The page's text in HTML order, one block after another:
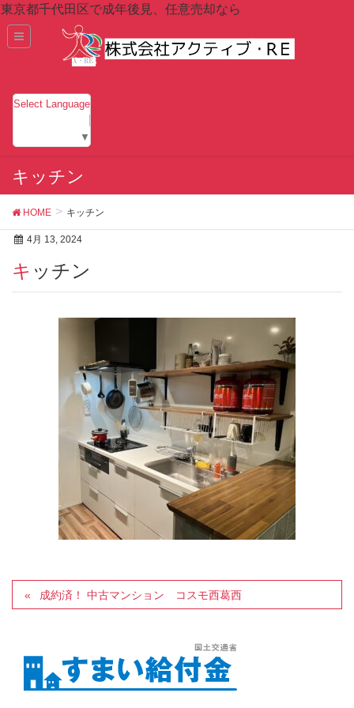
東京都千代田区で成年後見、任意売却なら
Select Language
▼
キッチン
HOME キッチン
4月 13, 2024
キッチン
成約済！ 中古マンション コスモ西葛西